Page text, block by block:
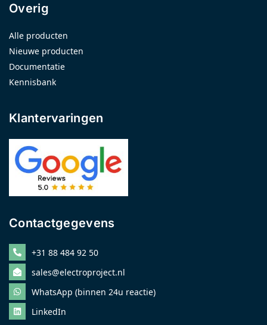
Overig
Alle producten
Nieuwe producten
Documentatie
Kennisbank
Klantervaringen
Contactgegevens
+31 88 484 92 50
sales@electroproject.nl
WhatsApp (binnen 24u reactie)
LinkedIn